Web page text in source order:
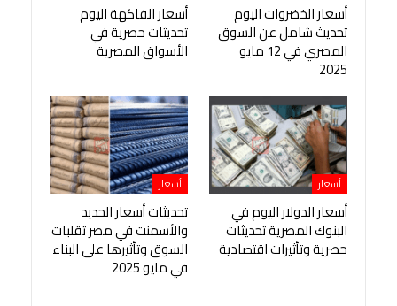
أسعار الخضروات اليوم
تحديث شامل عن السوق
المصري في 12 مايو
2025
أسعار الفاكهة اليوم
تحديثات حصرية في
الأسواق المصرية
أسعار
أسعار الدولار اليوم في
البنوك المصرية تحديثات
حصرية وتأثيرات اقتصادية
أسعار
تحديثات أسعار الحديد
والأسمنت في مصر تقلبات
السوق وتأثيرها على البناء
في مايو 2025